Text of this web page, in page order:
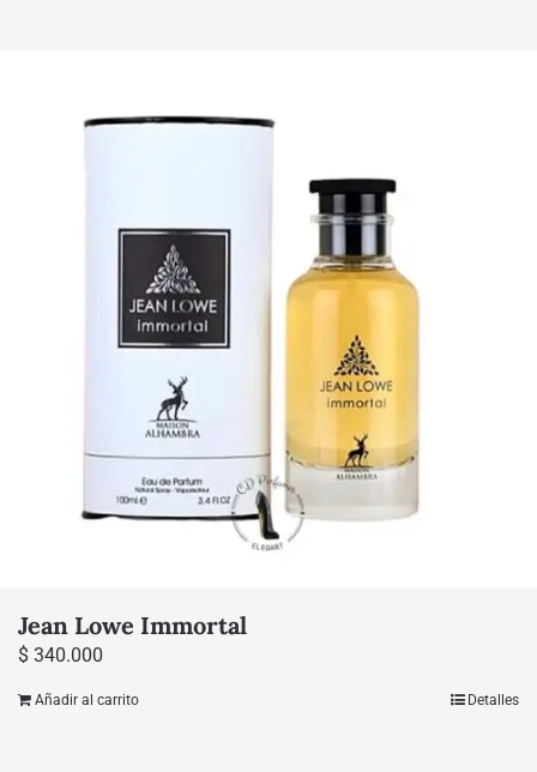
Jean Lowe Immortal
$ 340.000
Añadir al carrito Detalles